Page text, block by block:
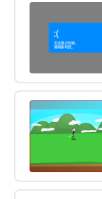
一致，请备份
或打不开的
局积木，可以
更新： 1.0.1
个） 1.0.2 修复